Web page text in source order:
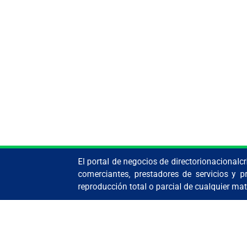
El portal de negocios de
comerciantes, prestadores de servicios y
reproducción total o parcial de cualquier